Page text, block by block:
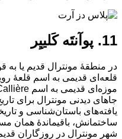
11. پوآنتَه کَلییِر
قلعه‌ای قدیمی به اسم قلعهٔ
جاهای دیدنی مونترال برای
یافته‌های باستان‌شناسی و
ساختمانش، باقیماندهٔ‌ همان
شهر مونترال در روزگاران